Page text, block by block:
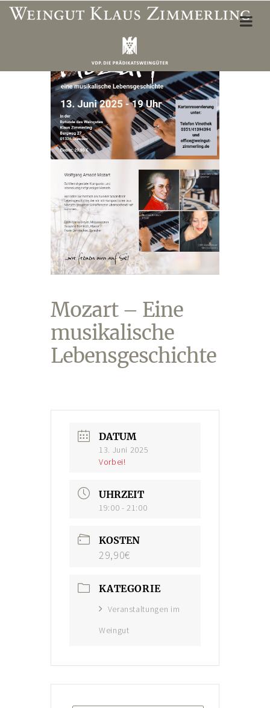
ÜBER UNS
Weinbergslagen
Unser Team
Öffnungszeiten Vinothek
Wegbeschreibung
Unterkünfte & Restaurants
Mein Konto
Adresse
Bestellungen
Versand & Lieferung
Zahlungsmöglichkeiten
Datenschutzerklärung
Offene Weinbergs- und Kräuterwanderungen
KUNST IM WEINGUT
Mozart – Eine
musikalische
Lebensgeschichte
DATUM
13. Juni 2025
Vorbei!
UHRZEIT
19:00 - 21:00
KOSTEN
29,90€
KATEGORIE
Veranstaltungen im
Weingut